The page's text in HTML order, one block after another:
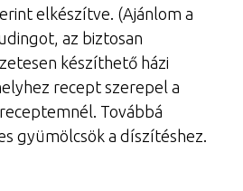
elkészítve. (Ajánlom a
az biztosan
készíthető házi
recept szerepel a
Továbbá
gyümölcsök a díszítéshez.